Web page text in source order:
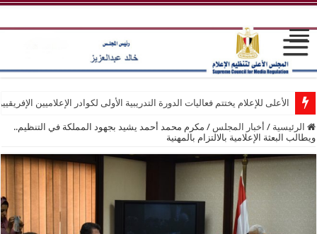
الأعلى للإعلام يختتم فعاليات الدورة التدريبية الأولى لكوادر الإعلاميين
الرئيسية / أخبار المجلس / مكرم محمد أحمد يشيد بجهود المملكة في التنظيم..
ويطالب البعثة الإعلامية بالالتزام بالمهنية